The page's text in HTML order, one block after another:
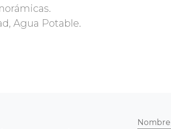
Agua Potable.
Nombre